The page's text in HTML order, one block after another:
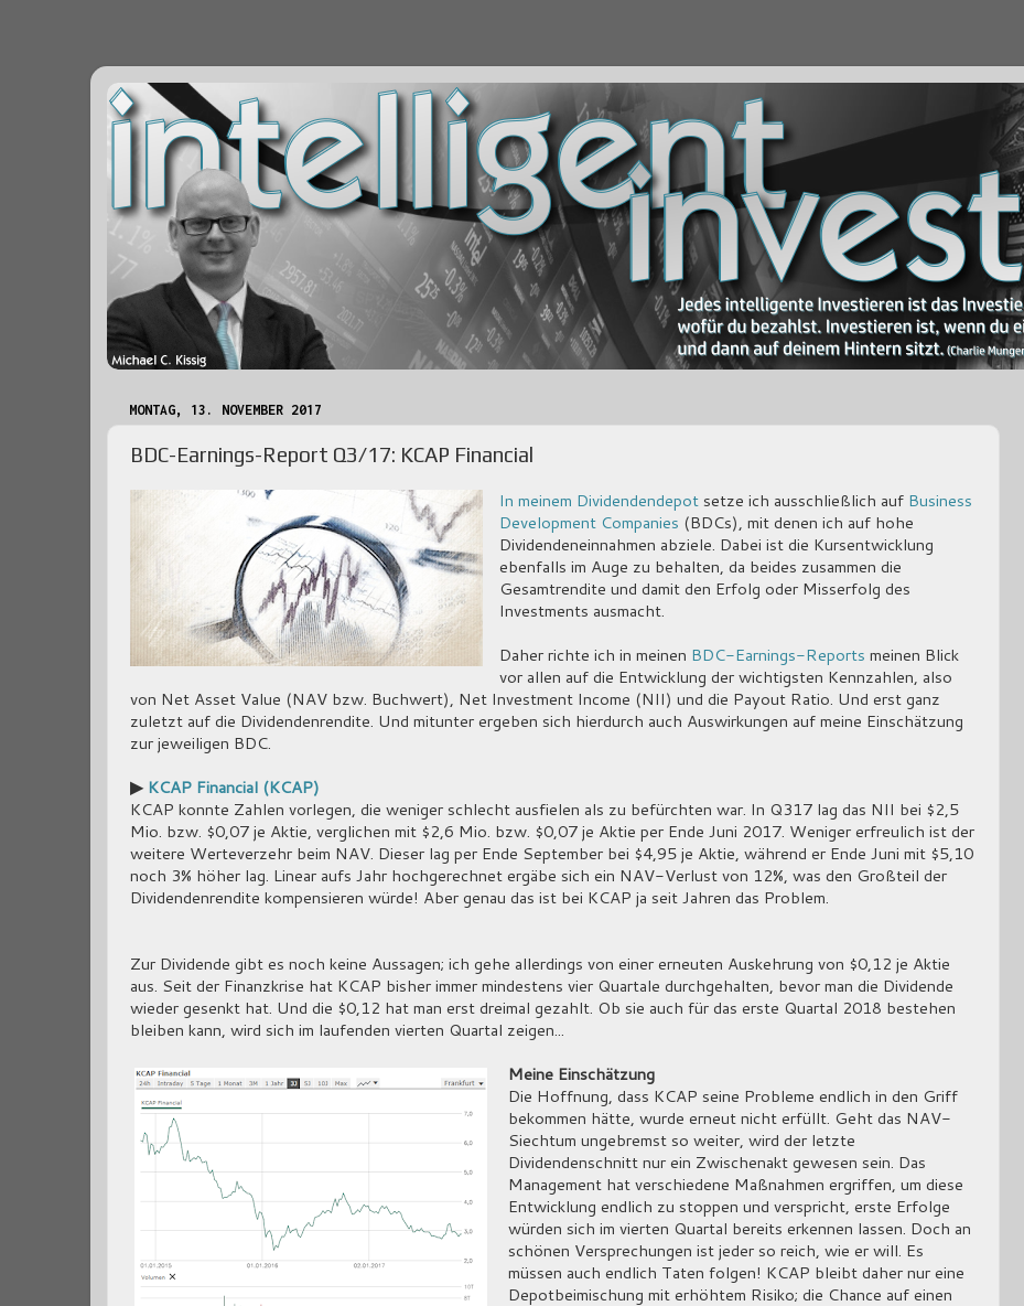
MONTAG, 13. NOVEMBER 2017
BDC-Earnings-Report Q3/17: KCAP Financial
In meinem Dividendendepotsetze ich ausschließlich auf Business
Development Companies (BDCs), mit denen ich auf hohe
Dividendeneinnahmen abziele. Dabei ist die Kursentwicklung
ebenfalls im Auge zu behalten, da beides zusammen die
Gesamtrendite und damit den Erfolg oder Misserfolg des
Investments ausmacht.
Daher richte ich in meinen BDC-Earnings-Reports meinen Blick
vor allen auf die Entwicklung der wichtigsten Kennzahlen, also
von Net Asset Value (NAV bzw. Buchwert), Net Investment Income (NII) und die Payout Ratio. Und erst ganz
zuletzt auf die Dividendenrendite. Und mitunter ergeben sich hierdurch auch Auswirkungen auf meine Einschätzung
zur jeweiligen BDC.
▶ KCAP Financial (KCAP)
KCAP konnte Zahlen vorlegen, die weniger schlecht ausfielen als zu befürchten war. In Q317 lag das NII bei $2,5
Mio. bzw. $0,07 je Aktie, verglichen mit $2,6 Mio. bzw. $0,07 je Aktie per Ende Juni 2017. Weniger erfreulich ist der
weitere Werteverzehr beim NAV. Dieser lag per Ende September bei $4,95 je Aktie, während er Ende Juni mit $5,10
noch 3% höher lag. Linear aufs Jahr hochgerechnet ergäbe sich ein NAV-Verlust von 12%, was den Großteil der
Dividendenrendite kompensieren würde! Aber genau das ist bei KCAP ja seit Jahren das Problem.
Zur Dividende gibt es noch keine Aussagen; ich gehe allerdings von einer erneuten Auskehrung von $0,12 je Aktie
aus. Seit der Finanzkrise hat KCAP bisher immer mindestens vier Quartale durchgehalten, bevor man die Dividende
wieder gesenkt hat. Und die $0,12 hat man erst dreimal gezahlt. Ob sie auch für das erste Quartal 2018 bestehen
bleiben kann, wird sich im laufenden vierten Quartal zeigen...
Meine Einschätzung
Die Hoffnung, dass KCAP seine Probleme endlich in den Griff
bekommen hätte, wurde erneut nicht erfüllt. Geht das NAV-
Siechtum ungebremst so weiter, wird der letzte
Dividendenschnitt nur ein Zwischenakt gewesen sein. Das
Management hat verschiedene Maßnahmen ergriffen, um diese
Entwicklung endlich zu stoppen und verspricht, erste Erfolge
würden sich im vierten Quartal bereits erkennen lassen. Doch an
schönen Versprechungen ist jeder so reich, wie er will. Es
müssen auch endlich Taten folgen! KCAP bleibt daher nur eine
Depotbeimischung mit erhöhtem Risiko; die Chance auf einen